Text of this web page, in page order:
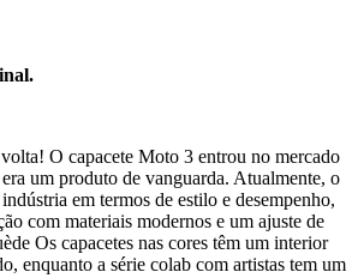
O capacete Moto 3 entrou no mercado
um produto de vanguarda. Atualmente, o
em termos de estilo e desempenho,
com materiais modernos e um ajuste de
Os capacetes nas cores têm um interior
enquanto a série colab com artistas tem um